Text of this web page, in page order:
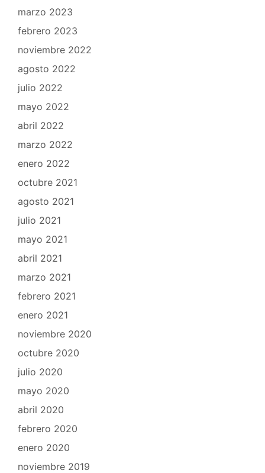
marzo 2023
febrero 2023
noviembre 2022
agosto 2022
julio 2022
mayo 2022
abril 2022
marzo 2022
enero 2022
octubre 2021
agosto 2021
julio 2021
mayo 2021
abril 2021
marzo 2021
febrero 2021
enero 2021
noviembre 2020
octubre 2020
julio 2020
mayo 2020
abril 2020
febrero 2020
enero 2020
noviembre 2019